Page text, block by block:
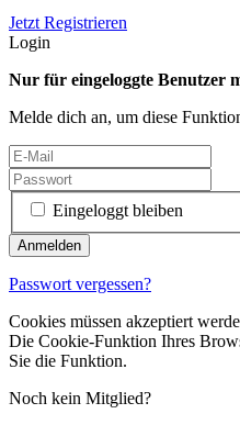
Jetzt Registrieren
Login
Nur für eingeloggte Benutzer
Melde dich an, um diese
Eingeloggt bleiben
Passwort vergessen?
Cookies müssen akzeptiert
Die Cookie-Funktion Ihres
Sie die Funktion.
Noch kein Mitglied?